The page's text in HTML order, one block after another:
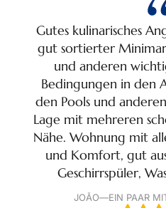
Gutes kulinarisches
gut sortierter
und anderen
Bedingungen in den
den Pools und
Lage mit mehreren
Nähe. Wohnung mit
und Komfort, gut
Geschirrspüler,
JOÃO—EIN PAAR